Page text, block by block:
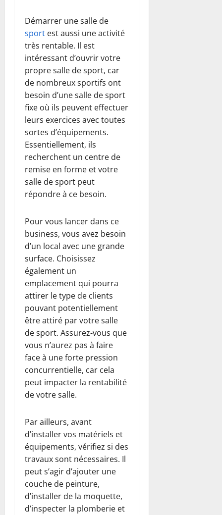
Démarrer une salle de
sport est aussi une activité
très rentable. Il est
intéressant d’ouvrir votre
propre salle de sport, car
de nombreux sportifs ont
besoin d’une salle de sport
fixe où ils peuvent effectuer
leurs exercices avec toutes
sortes d’équipements.
Essentiellement, ils
recherchent un centre de
remise en forme et votre
salle de sport peut
répondre à ce besoin.
Pour vous lancer dans ce
business, vous avez besoin
d’un local avec une grande
surface. Choisissez
également un
emplacement qui pourra
attirer le type de clients
pouvant potentiellement
être attiré par votre salle
de sport. Assurez-vous que
vous n’aurez pas à faire
face à une forte pression
concurrentielle, car cela
peut impacter la rentabilité
de votre salle.
Par ailleurs, avant
d’installer vos matériels et
équipements, vérifiez si des
travaux sont nécessaires. Il
peut s’agir d’ajouter une
couche de peinture,
d’installer de la moquette,
d’inspecter la plomberie et